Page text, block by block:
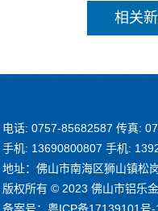
相关
电话: 0757-85682587 传真:
手机: 13690800807 手机:
地址：佛山市南海区狮山镇松
版权所有 © 2023 佛山市铝乐